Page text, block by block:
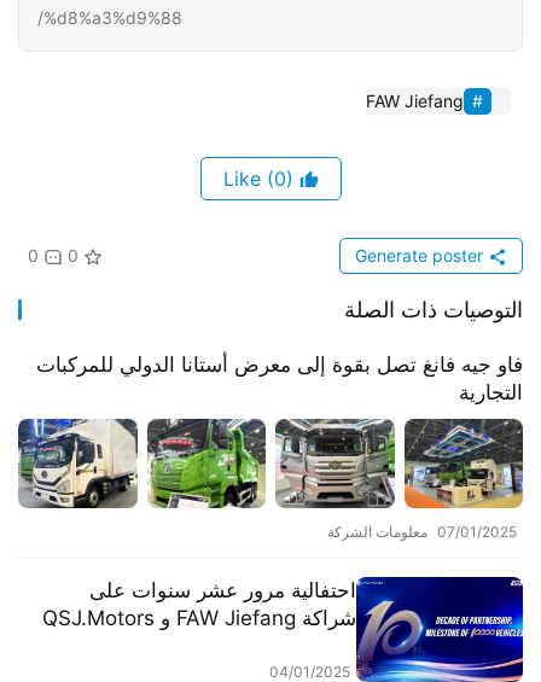
%d8%a3%d9%88/
FAW Jiefang
(0)
0
0
التوصيات ذات الصلة
​​فاو جيه فانغ تصل بقوة إلى معرض أستانا الدولي للمركبات
التجارية​​
07/01/2025 معلومات الشركة
احتفالية مرور عشر سنوات على
شراكة FAW Jiefang و QSJ.Motors
04/01/2025